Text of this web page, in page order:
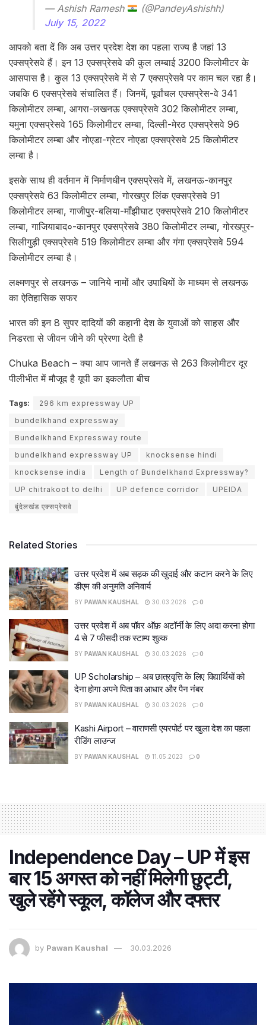
— Ashish Ramesh
(@PandeyAshishh)
July 15, 2022
आपको बता दें कि अब उत्तर प्रदेश देश का पहला राज्य है जहां 13
एक्सप्रेसवे हैं। इन 13 एक्सप्रेसवे की कुल लम्बाई 3200 किलोमीटर के
आसपास है। कुल 13 एक्सप्रेसवे में से 7 एक्सप्रेसवे पर काम चल रहा है।
जबकि 6 एक्सप्रेसवे संचालित हैं। जिनमें, पूर्वांचल एक्सप्रेस-वे 341
किलोमीटर लम्बा, आगरा-लखनऊ एक्सप्रेसवे 302 किलोमीटर लम्बा,
यमुना एक्सप्रेसवे 165 किलोमीटर लम्बा, दिल्ली-मेरठ एक्सप्रेसवे 96
किलोमीटर लम्बा और नोएडा-ग्रेटर नोएडा एक्सप्रेसवे 25 किलोमीटर
लम्बा है।
इसके साथ ही वर्तमान में निर्माणधीन एक्सप्रेसवे में, लखनऊ-कानपुर
एक्सप्रेसवे 63 किलोमीटर लम्बा, गोरखपुर लिंक एक्सप्रेसवे 91
किलोमीटर लम्बा, गाजीपुर-बलिया-माँझीघाट एक्सप्रेसवे 210 किलोमीटर
लम्बा, गाजियाबाद०-कानपुर एक्सप्रेसवे 380 किलोमीटर लम्बा, गोरखपुर-
सिलीगुड़ी एक्सप्रेसवे 519 किलोमीटर लम्बा और गंगा एक्सप्रेसवे 594
किलोमीटर लम्बा है।
लक्ष्मणपुर से लखनऊ – जानिये नामों और उपाधियों के माध्यम से लखनऊ
का ऐतिहासिक सफर
भारत की इन 8 सुपर दादियों की कहानी देश के युवाओं को साहस और
निडरता से जीवन जीने की प्रेरणा देती है
Chuka Beach – क्या आप जानते हैं लखनऊ से 263 किलोमीटर दूर
पीलीभीत में मौजूद है यूपी का इकलौता बीच
Tags:
296 km expressway UP
bundelkhand expressway
Bundelkhand Expressway route
bundelkhand expressway UP
knocksense hindi
knocksense india
Length of Bundelkhand Expressway?
UP chitrakoot to delhi
UP defence corridor
UPEIDA
बुंदेलखंड एक्सप्रेसवे
Related Stories
उत्तर प्रदेश में अब सड़क की खुदाई और कटान करने के लिए
डीएम की अनुमति अनिवार्य
BY PAWAN KAUSHAL 30.03.2026 0
उत्तर प्रदेश में अब पॉवर ऑफ़ अटॉर्नी के लिए अदा करना होगा
4 से 7 फीसदी तक स्टाम्प शुल्क
BY PAWAN KAUSHAL 30.03.2026 0
UP Scholarship – अब छात्रवृत्ति के लिए विद्यार्थियों को
देना होगा अपने पिता का आधार और पैन नंबर
BY PAWAN KAUSHAL 30.03.2026 0
Kashi Airport – वाराणसी एयरपोर्ट पर खुला देश का पहला
रीडिंग लाउन्ज
BY PAWAN KAUSHAL 11.05.2023 0
Independence Day – UP में इस
बार 15 अगस्त को नहीं मिलेगी छुट्टी,
खुले रहेंगे स्कूल, कॉलेज और दफ्तर
by Pawan Kaushal 30.03.2026